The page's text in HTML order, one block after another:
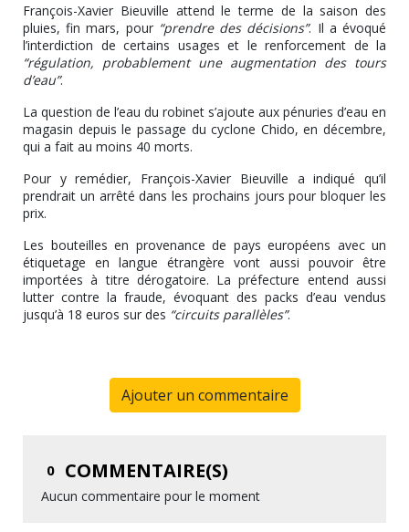
François-Xavier Bieuville attend le terme de la saison des
pluies, fin mars, pour “prendre des décisions”. Il a évoqué
l’interdiction de certains usages et le renforcement de la
“régulation, probablement une augmentation des tours
d’eau”.
La question de l’eau du robinet s’ajoute aux pénuries d’eau en
magasin depuis le passage du cyclone Chido, en décembre,
qui a fait au moins 40 morts.
Pour y remédier, François-Xavier Bieuville a indiqué qu’il
prendrait un arrêté dans les prochains jours pour bloquer les
prix.
Les bouteilles en provenance de pays européens avec un
étiquetage en langue étrangère vont aussi pouvoir être
importées à titre dérogatoire. La préfecture entend aussi
lutter contre la fraude, évoquant des packs d’eau vendus
jusqu’à 18 euros sur des “circuits parallèles”.
Ajouter un commentaire
0 COMMENTAIRE(S)
Aucun commentaire pour le moment